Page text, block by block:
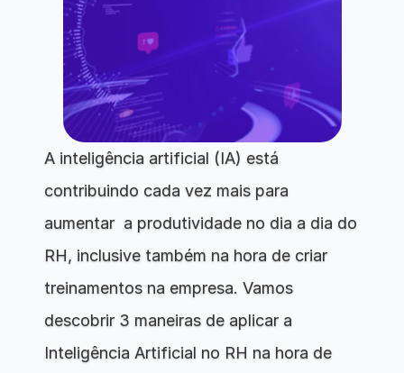
A inteligência artificial (IA) está
contribuindo cada vez mais para
aumentar  a produtividade no dia a dia do
RH, inclusive também na hora de criar
treinamentos na empresa. Vamos
descobrir 3 maneiras de aplicar a
Inteligência Artificial no RH na hora de